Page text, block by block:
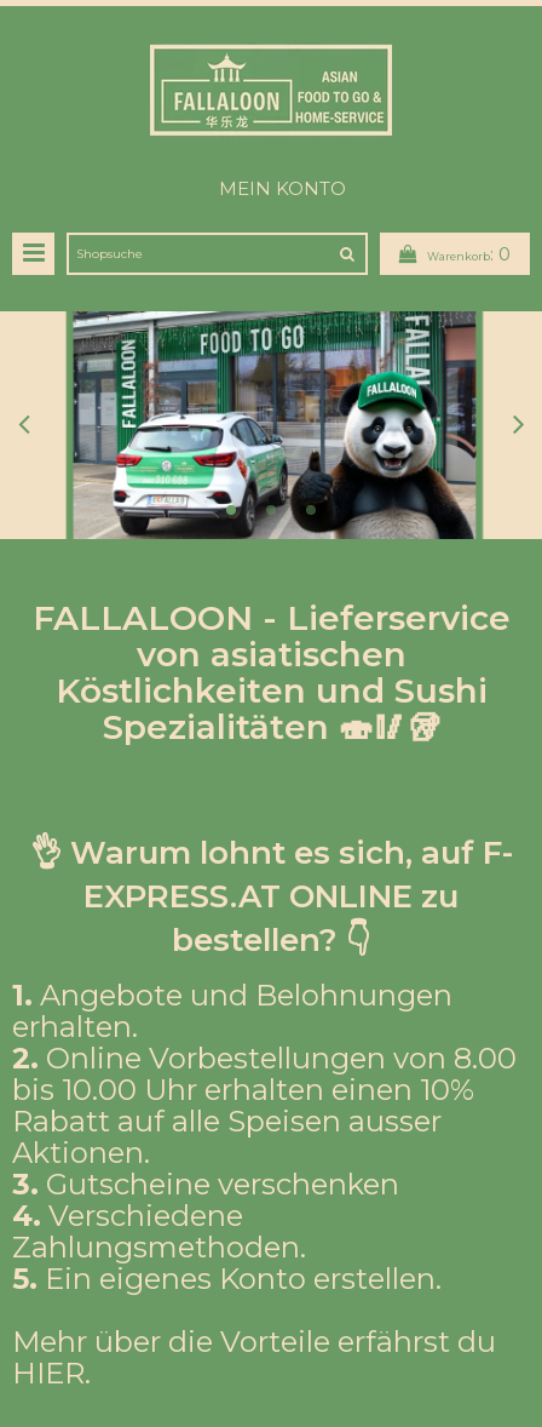
MEIN KONTO
Warenkorb: 0
FALLALOON - Lieferservice
von asiatischen
Köstlichkeiten und Sushi
Spezialitäten 🍣🥢🥡
👌 Warum lohnt es sich, auf F-
EXPRESS.AT ONLINE zu
bestellen? 👇
1. Angebote und Belohnungen
erhalten.
2. Online Vorbestellungen von 8.00
bis 10.00 Uhr erhalten einen 10%
Rabatt auf alle Speisen ausser
Aktionen.
3. Gutscheine verschenken
4. Verschiedene
Zahlungsmethoden.
5. Ein eigenes Konto erstellen.
Mehr über die Vorteile erfährst du
HIER.